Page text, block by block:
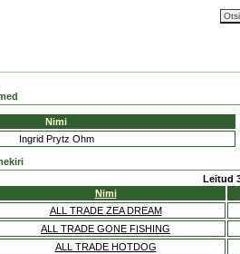
Nimi
Ingrid Prytz Ohm
Leitud
Nimi
ALL TRADE ZEA DREAM
ALL TRADE GONE FISHING
ALL TRADE HOTDOG